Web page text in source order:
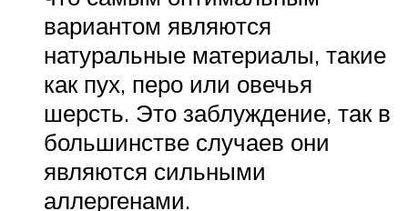
вариантом являются
натуральные материалы, такие
как пух, перо или овечья
шерсть. Это заблуждение, так в
большинстве случаев они
являются сильными
аллергенами.